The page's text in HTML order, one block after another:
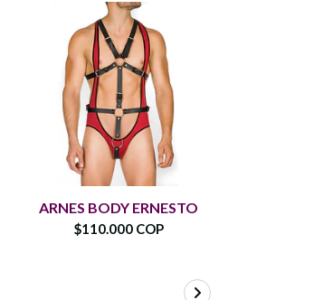
ARNES BODY ERNESTO
$110.000 COP